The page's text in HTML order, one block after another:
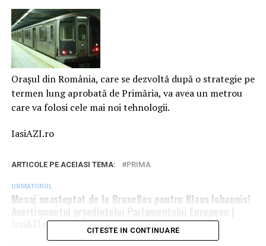
Orașul din România, care se dezvoltă după o strategie pe
termen lung aprobată de Primăria, va avea un metrou
care va folosi cele mai noi tehnologii.
IasiAZI.ro
ARTICOLE PE ACEIASI TEMA: PRIMA
URMATORUL
Mesaj neașteptat de la Bruxelles pentru Klaus Iohannis!
IasiAZI.ro
CITESTE IN CONTINUARE